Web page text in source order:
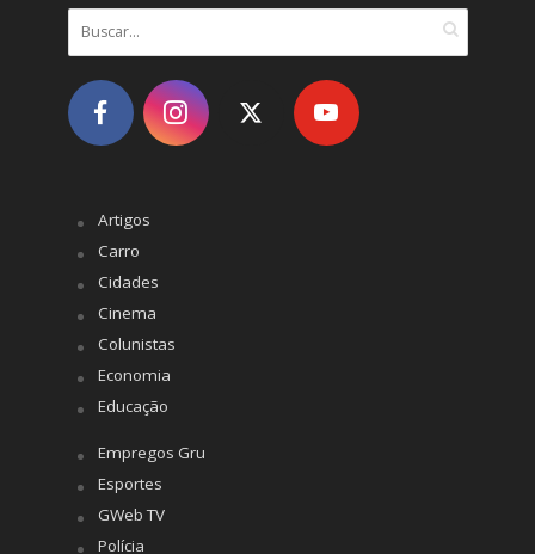
Artigos
Carro
Cidades
Cinema
Colunistas
Economia
Educação
Empregos Gru
Esportes
GWeb TV
Polícia